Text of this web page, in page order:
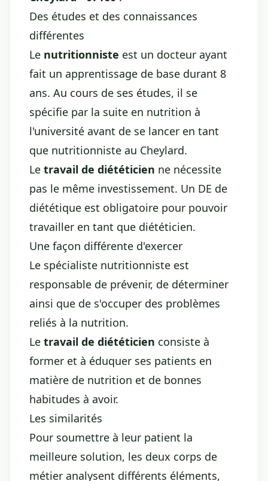
Des études et des connaissances
différentes
Le nutritionniste est un docteur ayant
fait un apprentissage de base durant 8
ans. Au cours de ses études, il se
spécifie par la suite en nutrition à
l'université avant de se lancer en tant
que nutritionniste au Cheylard.
Le travail de diététicien ne nécessite
pas le même investissement. Un DE de
diététique est obligatoire pour pouvoir
travailler en tant que diététicien.
Une façon différente d'exercer
Le spécialiste nutritionniste est
responsable de prévenir, de déterminer
ainsi que de s'occuper des problèmes
reliés à la nutrition.
Le travail de diététicien consiste à
former et à éduquer ses patients en
matière de nutrition et de bonnes
habitudes à avoir.
Les similarités
Pour soumettre à leur patient la
meilleure solution, les deux corps de
métier analysent différents éléments,